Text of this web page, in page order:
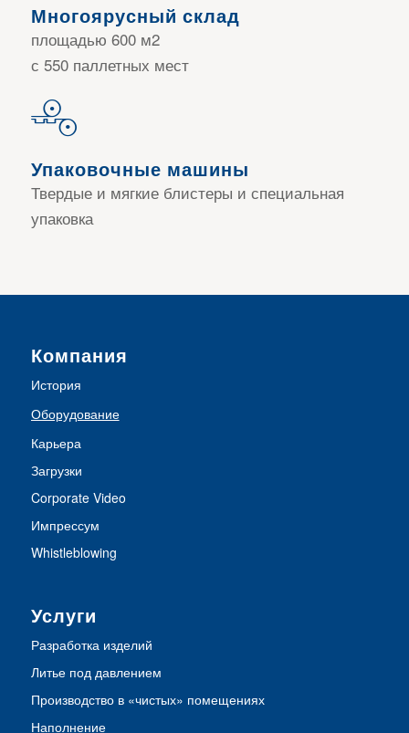
Многоярусный склад
площадью 600 м2
с 550 паллетных мест
Упаковочные машины
Твердые и мягкие блистеры и специальная
упаковка
Компания
История
Оборудование
Карьера
Загрузки
Corporate Video
Импрессум
Whistleblowing
Услуги
Разработка изделий
Литье под давлением
Производство в «чистых» помещениях
Наполнение